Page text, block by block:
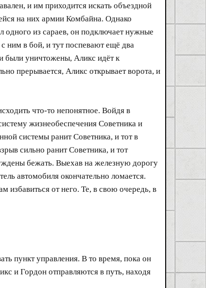
и им приходится искать объездной
на них армии Комбайна. Однако
одного из сараев, он подключает нужные
ним в бой, и тут поспевают ещё два
были уничтожены, Аликс идёт к
прерывается, Аликс открывает ворота, и
что-то непонятное. Войдя в
жизнеобеспечения Советника и
системы ранит Советника, и тот в
сильно ранит Советника, и тот
бежать. Выехав на железную дорогу
автомобиля окончательно ломается.
избавиться от него. Те, в свою очередь, в
пункт управления. В то время, пока он
и Гордон отправляются в путь, находя